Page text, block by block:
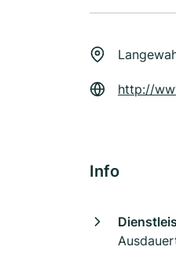
http://
Info